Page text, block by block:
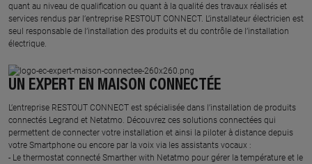
quant au niveau de qualification ou quant à la qualité des travaux réalisés et
services rendus par l’entreprise RESTOUT CONNECT. L’installateur électricien est
seul responsable de l’installation des produits et du contrôle de l’installation
électrique.
UN EXPERT EN MAISON CONNECTÉE
L’entreprise RESTOUT CONNECT est spécialisée dans l’installation de produits
connectés Legrand et Netatmo. Découvrez ces solutions connectées qui
permettent de connecter votre installation et ainsi la piloter à distance depuis
votre Smartphone ou encore par la voix via les assistants vocaux :
- Le thermostat connecté Smarther with Netatmo pour gérer la température et le